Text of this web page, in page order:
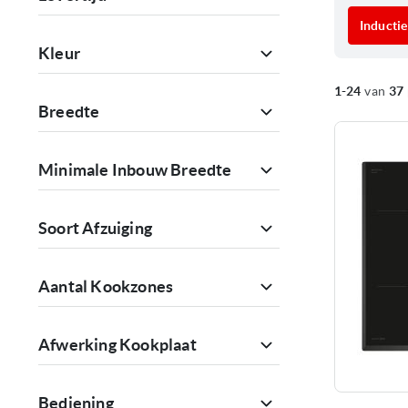
1-24 van 37
Kleur
Breedte
Minimale Inbouw Breedte
Soort Afzuiging
Aantal Kookzones
Afwerking Kookplaat
Bediening